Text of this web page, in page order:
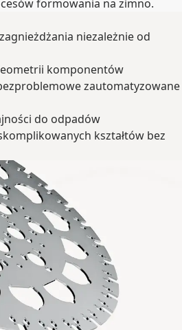
formowania na zimno.
niezależnie od
komponentów
zautomatyzowane
do odpadów
kształtów bez